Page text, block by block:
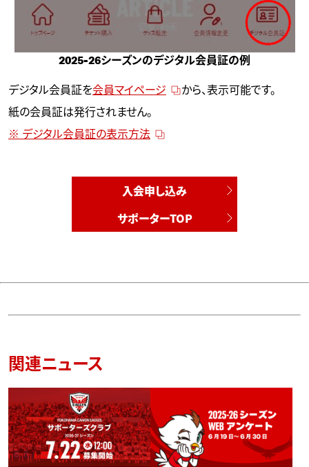
2025-26シーズンのデジタル会員証の例
デジタル会員証を会員マイページ
から、表示可能です。
紙の会員証は発行されません。
※ デジタル会員証の表示方法
入会申し込み
サポーターTOP
関連ニュース